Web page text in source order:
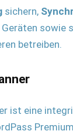
sichern,
sowie
betreiben.
ist eine